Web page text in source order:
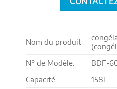
Nom du produit
N° de Modèle.
BDF-
Capacité
158l